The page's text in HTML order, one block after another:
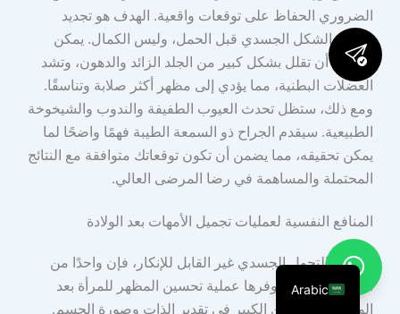
الضروري الحفاظ على توقعات واقعية. الهدف هو تجديد
وتجديد الشكل الجسدي قبل الحمل، وليس الكمال. يمكن
للعملية أن تقلل بشكل كبير من الجلد الزائد والدهون، وتشد
العضلات البطنية، مما يؤدي إلى مظهر أكثر صلابة وتناسقًا.
ومع ذلك، ستظل تحدث العيوب الطفيفة والندوب والشيخوخة
الطبيعية. سيقدم الجراح ذو السمعة الطيبة فهمًا واضحًا لما
يمكن تحقيقه، مما يضمن أن تكون توقعاتك متوافقة مع النتائج
المحتملة والمساهمة في رضا المرضى العالي.
المنافع النفسية لعمليات تجميل الأمهات بعد الولادة
ما وراء التحول الجسدي غير القابل للإنكار، فإن واحدًا من
أهم الفوائد التي توفرها عملية تحسين المظهر للمرأة بعد
الولادة هو التحسن الكبير في تقدير الذات وصورة الجسم.
Arabic